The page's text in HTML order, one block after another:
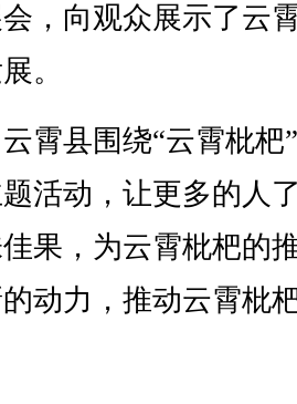
，向观众展示了云
。
县围绕“云霄枇杷
活动，让更多的人
果，为云霄枇杷的
动力，推动云霄枇